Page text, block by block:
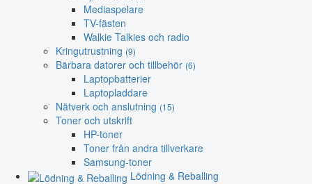
Mediaspelare
TV-fästen
Walkie Talkies och radio
Kringutrustning (9)
Bärbara datorer och tillbehör (6)
Laptopbatterier
Laptopladdare
Nätverk och anslutning (15)
Toner och utskrift
HP-toner
Toner från andra tillverkare
Samsung-toner
Lödning & Reballing